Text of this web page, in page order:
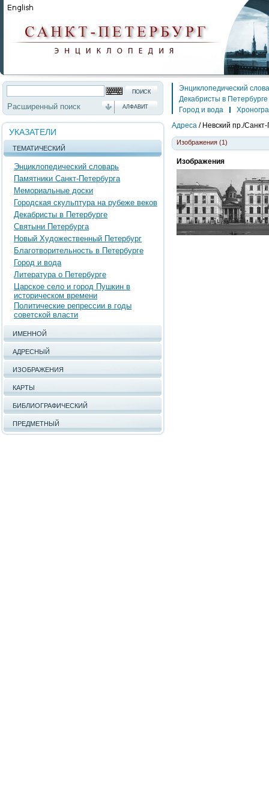
Расширенный поиск АЛФАВИТ
УКАЗАТЕЛИ
ТЕМАТИЧЕСКИЙ
Энциклопедический словарь
Памятники Санкт-Петербурга
Мемориальные доски
Городская скульптура на рубеже веков
Декабристы в Петербурге
Святыни Петербурга
Новый Художественный Петербург
Благотворительность в Петербурге
Город и вода
Литература о Петербурге
Царское село и город Пушкин в
историческом времени
Политические репрессии в годы
советской власти
ИМЕННОЙ
АДРЕСНЫЙ
ИЗОБРАЖЕНИЯ
КАРТЫ
БИБЛИОГРАФИЧЕСКИЙ
ПРЕДМЕТНЫЙ
Энциклопедический
Декабристы в Петербурге
Город и вода
Адреса / Невский пр./
Изображения (1)
Изображения